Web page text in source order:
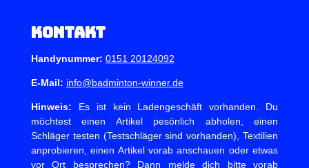
Kontakt
Handynummer: 0151 20124092
E-Mail: info@badminton-winner.de
Hinweis: Es ist kein Ladengeschäft vorhanden. Du
möchtest einen Artikel pesönlich abholen, einen
Schläger testen (Testschläger sind vorhanden), Textilien
anprobieren, einen Artikel vorab anschauen oder etwas
vor Ort besprechen? Dann melde dich bitte vorab